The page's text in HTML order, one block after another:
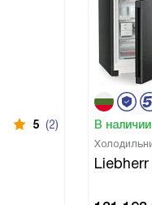
5 (2) В наличии